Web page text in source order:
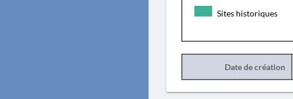
Sites historiques
Date de création